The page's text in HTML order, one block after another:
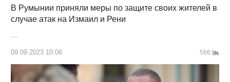
В Румынии приняли меры по защите своих жителей в
случае атак на Измаил и Рени
09.09.2023 10:06 566